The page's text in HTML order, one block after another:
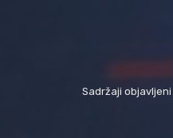
Sadržaji